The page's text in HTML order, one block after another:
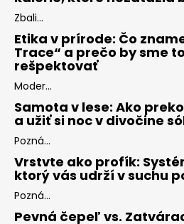
Zbali...
Etika v prírode: Čo
Trace“ a prečo by sme
rešpektovať
Moder...
Samota v lese: Ako
a užiť si noc v divočine
Pozná...
Vrstvte ako profík:
ktorý vás udrží v suchu
Pozná...
Pevná čepeľ vs.